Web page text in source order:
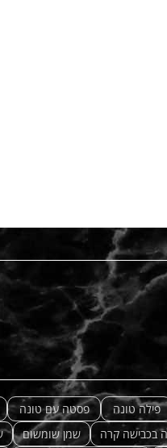
פילה טונה פסטה עם טונה
בכבישה קרה שמן שומשום